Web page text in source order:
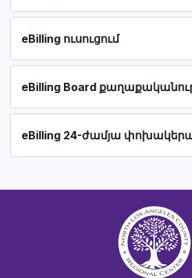
eBilling ուսուցում
eBilling Board
eBilling 24-ժամյա